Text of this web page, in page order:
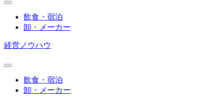
飲食・宿泊
卸・メーカー
経営ノウハウ
飲食・宿泊
卸・メーカー